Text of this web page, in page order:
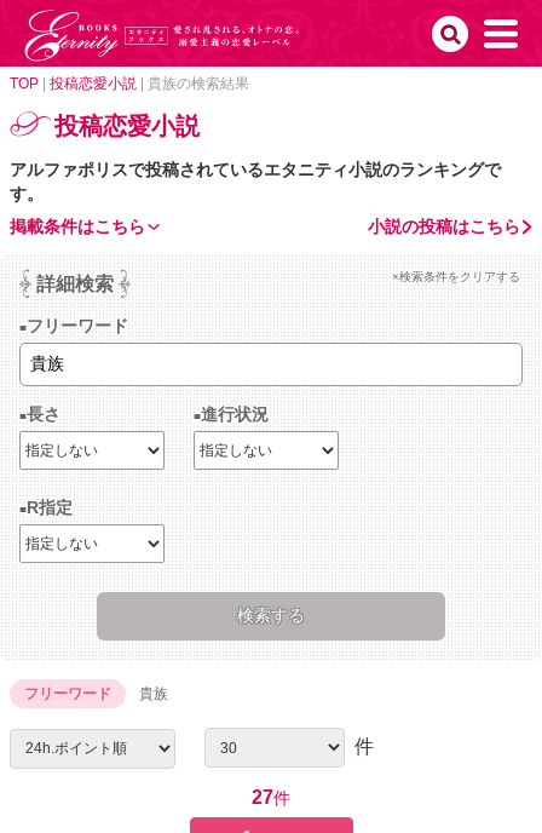
TOP 投稿恋愛小説 貴族の検索結果
投稿恋愛小説
アルファポリスで投稿されているエタニティ小説のランキングで
す。
小説の投稿はこちら
掲載条件はこちら
詳細検索 ×検索条件をクリアする
フリーワード
長さ 進行状況
R指定
フリーワード 貴族
件
27件